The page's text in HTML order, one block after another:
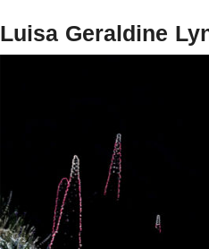
Luisa Geraldine